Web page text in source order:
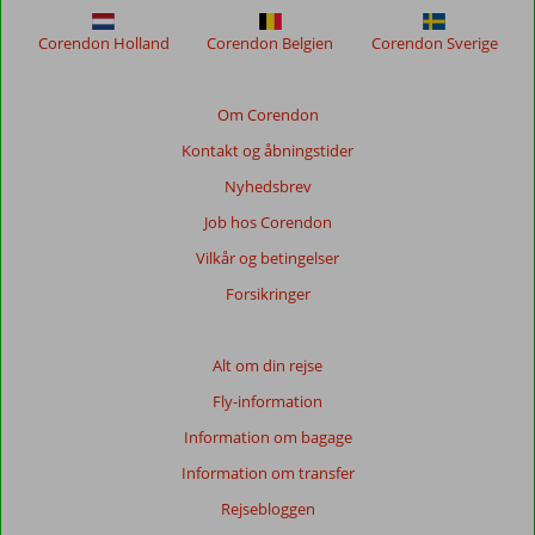
at
Om Corendon
Kontakt og åbningstider
Nyhedsbrev
Job hos Corendon
Vilkår og betingelser
Forsikringer
Alt om din rejse
Fly-information
Information om bagage
Information om transfer
Rejsebloggen
Corendon Holland Corendon Belgien Corendon Sverige